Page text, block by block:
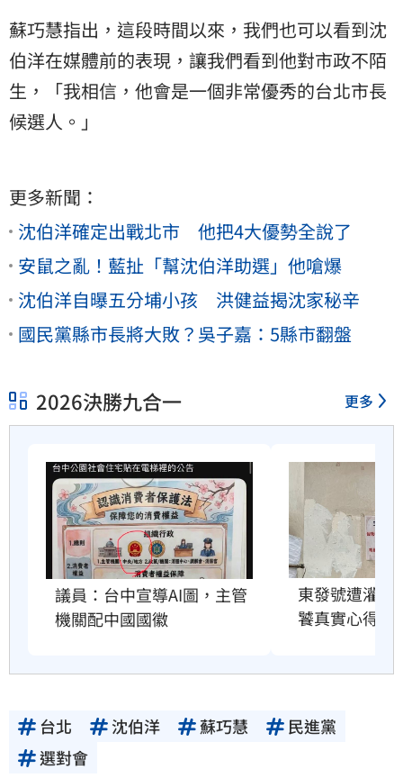
蘇巧慧指出，這段時間以來，我們也可以看到沈
伯洋在媒體前的表現，讓我們看到他對市政不陌
生，「我相信，他會是一個非常優秀的台北市長
候選人。」
更多新聞：
沈伯洋確定出戰北市 他把4大優勢全說了
安鼠之亂！藍扯「幫沈伯洋助選」他嗆爆
沈伯洋自曝五分埔小孩 洪健益揭沈家秘辛
國民黨縣市長將大敗？吳子嘉：5縣市翻盤
2026決勝九合一 更多
議員：台中宣導AI圖，主管
機關配中國國徽
東發號遭灌負
饕真實心得曝
台北 沈伯洋 蘇巧慧
民進黨
選對會